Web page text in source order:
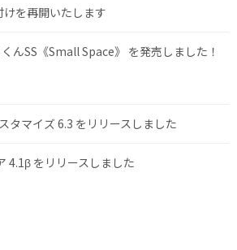
を再開いたします
んSS《Small Space》 を発売しました！
タマイズ 6.3 をリリースしました
4.1β をリリースしました